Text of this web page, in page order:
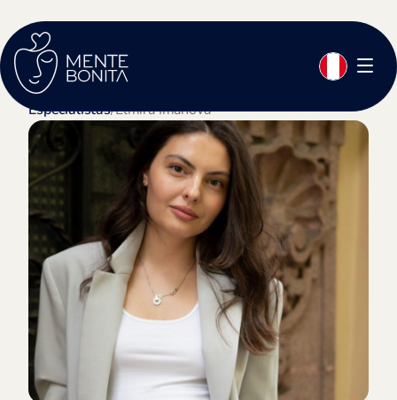
Especialistas/Elmira Imanova